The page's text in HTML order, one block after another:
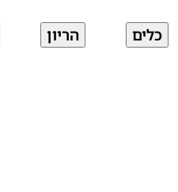
כלים הריון